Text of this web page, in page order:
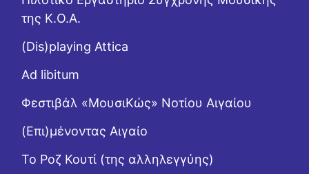
της Κ.Ο.Α.
(Dis)playing Attica
Ad libitum
Φεστιβάλ «ΜουσιΚώς» Νοτίου Αιγαίου
(Επι)μένοντας Αιγαίο
Το Ροζ Κουτί (της αλληλεγγύης)